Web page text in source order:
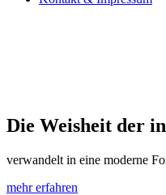
Die Weisheit der
verwandelt in eine moderne
mehr erfahren